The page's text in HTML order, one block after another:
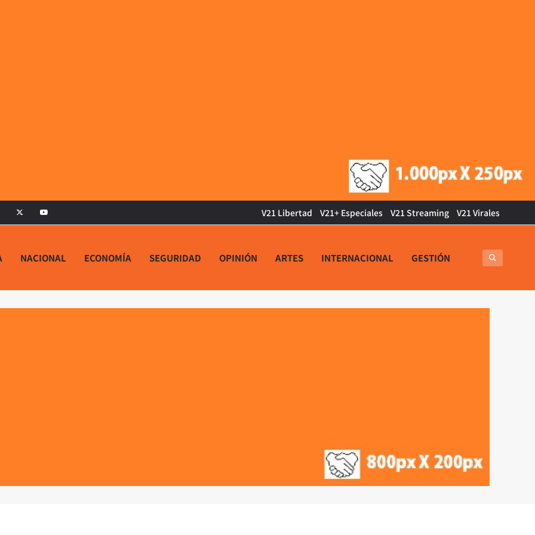
V21 Libertad V21+ Especiales V21 Streaming V21 Virales
NACIONAL ECONOMÍA SEGURIDAD OPINIÓN ARTES INTERNACIONAL GESTIÓN